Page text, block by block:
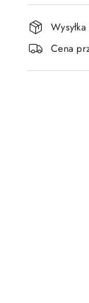
i
Cena